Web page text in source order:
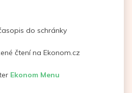
do schránky
čtení na Ekonom.cz
Ekonom Menu